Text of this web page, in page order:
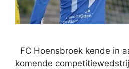
FC Hoensbroek kende in
komende